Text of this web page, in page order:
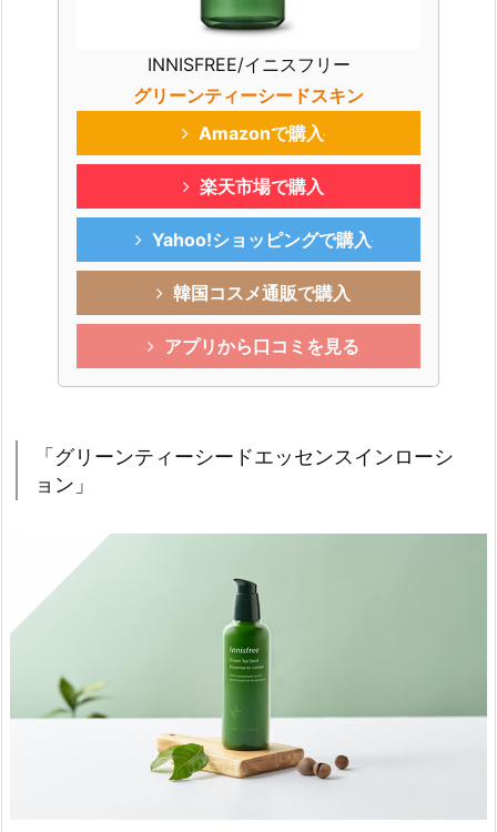
INNISFREE/イニスフリー
グリーンティーシードスキン
Amazonで購入
楽天市場で購入
Yahoo!ショッピングで購入
韓国コスメ通販で購入
アプリから口コミを見る
「グリーンティーシードエッセンスインローシ
ョン」